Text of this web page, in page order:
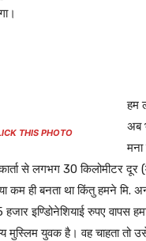
THIS PHOTO
हम
अब
से लगभग 30 किलोमीटर
कम ही बनता था किंतु हमने मि.
इण्डिोनेशियाई रुपए वापस
मुस्लिम युवक है। वह चाहता तो